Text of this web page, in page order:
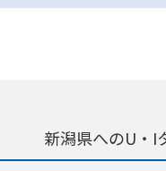
新潟県へのU・I